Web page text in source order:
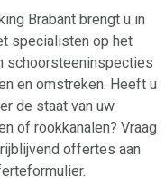
Brabant brengt u in
specialisten op het
schoorsteeninspecties
en omstreken. Heeft u
de staat van uw
of rookkanalen? Vraag
offertes aan